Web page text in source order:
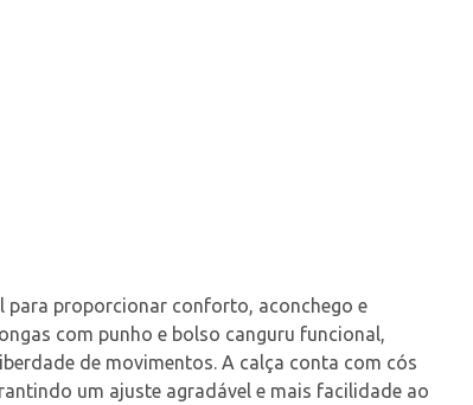
para proporcionar conforto, aconchego e
com punho e bolso canguru funcional,
de movimentos. A calça conta com cós
um ajuste agradável e mais facilidade ao